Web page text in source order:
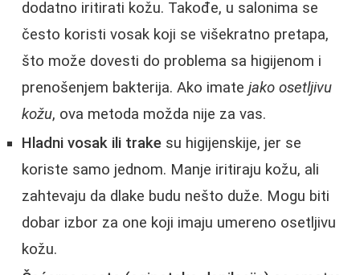
dodatno iritirati kožu. Takođe, u salonima se
često koristi vosak koji se višekratno pretapa,
što može dovesti do problema sa higijenom i
prenošenjem bakterija. Ako imate jako osetljivu
kožu, ova metoda možda nije za vas.
Hladni vosak ili trake su higijenskije, jer se
koriste samo jednom. Manje iritiraju kožu, ali
zahtevaju da dlake budu nešto duže. Mogu biti
dobar izbor za one koji imaju umereno osetljivu
kožu.